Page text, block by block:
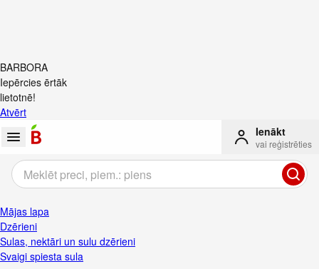
BARBORA
Iepērcies ērtāk
lietotnē!
Atvērt
Ienākt
vai reģistrēties
Mājas lapa
Dzērieni
Sulas, nektāri un sulu dzērieni
Svaigi spiesta sula